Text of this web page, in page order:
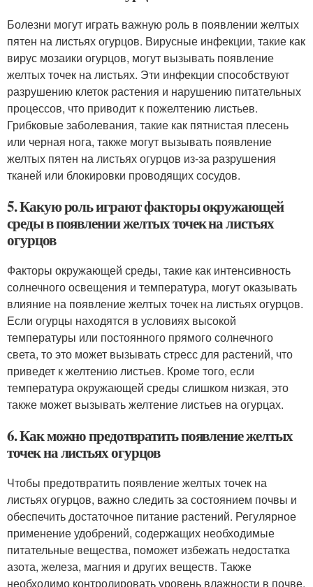
Болезни могут играть важную роль в появлении желтых
пятен на листьях огурцов. Вирусные инфекции, такие как
вирус мозаики огурцов, могут вызывать появление
желтых точек на листьях. Эти инфекции способствуют
разрушению клеток растения и нарушению питательных
процессов, что приводит к пожелтению листьев.
Грибковые заболевания, такие как пятнистая плесень
или черная нога, также могут вызывать появление
желтых пятен на листьях огурцов из-за разрушения
тканей или блокировки проводящих сосудов.
5. Какую роль играют факторы окружающей
среды в появлении желтых точек на листьях
огурцов
Факторы окружающей среды, такие как интенсивность
солнечного освещения и температура, могут оказывать
влияние на появление желтых точек на листьях огурцов.
Если огурцы находятся в условиях высокой
температуры или постоянного прямого солнечного
света, то это может вызывать стресс для растений, что
приведет к желтению листьев. Кроме того, если
температура окружающей среды слишком низкая, это
также может вызывать желтение листьев на огурцах.
6. Как можно предотвратить появление желтых
точек на листьях огурцов
Чтобы предотвратить появление желтых точек на
листьях огурцов, важно следить за состоянием почвы и
обеспечить достаточное питание растений. Регулярное
применение удобрений, содержащих необходимые
питательные вещества, поможет избежать недостатка
азота, железа, магния и других веществ. Также
необходимо контролировать уровень влажности в почве,